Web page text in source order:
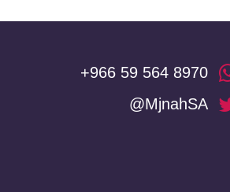
+966 59 564 8970
@MjnahSA